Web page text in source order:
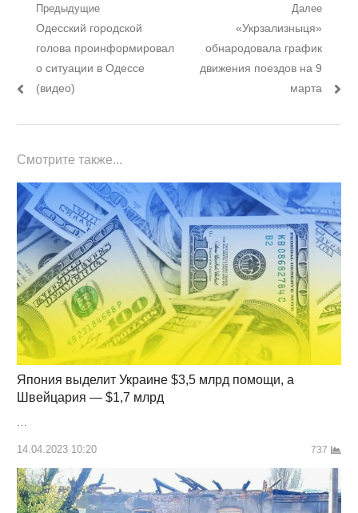
Навигация
записям
Предыдущие
Предыдущий
пост:
Одесский городской
голова проинформировал
о ситуации в Одессе
(видео)
Далее
Следующий
пост:
«Укрзализныця»
обнародовала график
движения поездов на 9
марта
Смотрите также...
Япония выделит Украине $3,5 млрд помощи, а
Швейцария — $1,7 млрд
…
14.04.2023 10:20 737